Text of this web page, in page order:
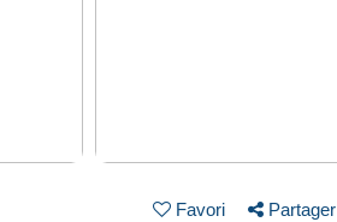
Favori Partager